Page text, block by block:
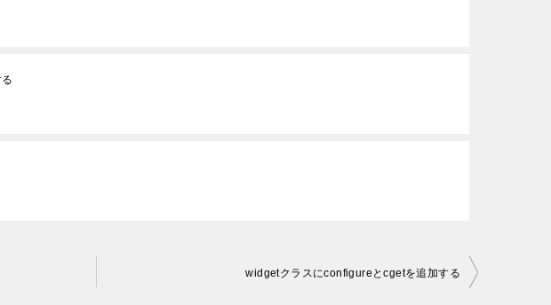
widgetクラスにconfigureとcgetを追加する